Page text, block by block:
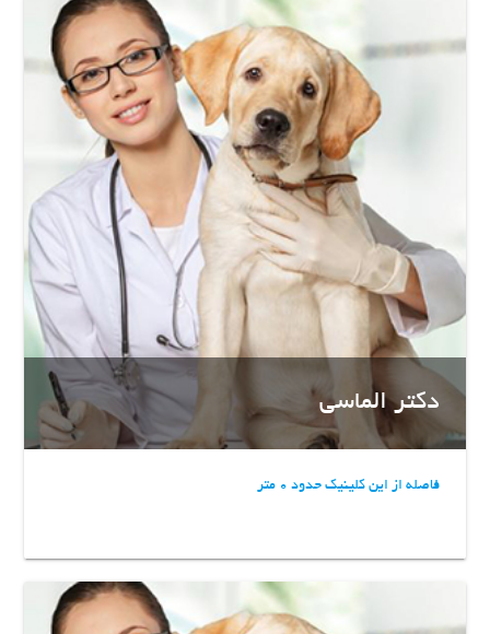
دکتر الماسی
فاصله از این کلینیک حدود 0 متر